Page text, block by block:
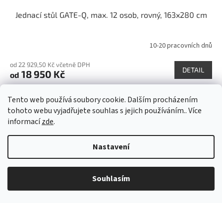
Tento web používá soubory cookie. Dalším procházením
tohoto webu vyjadřujete souhlas s jejich používáním.. Více
informacízde.
Nastavení
Souhlasím
Jednací stůl GATE-Q, max. 12 osob, rovný, 163x280 cm
produktu
je
5,0
5
hvězdiček.
10-20 pracovních dnů
od 22 929,50 Kč včetně DPH
od 18 950 Kč DETAIL
(černá, stříbrná, bílá). Pokud chcete kombinovat dekor lišty stolu
jinak, napište do poznámky k objednávce...